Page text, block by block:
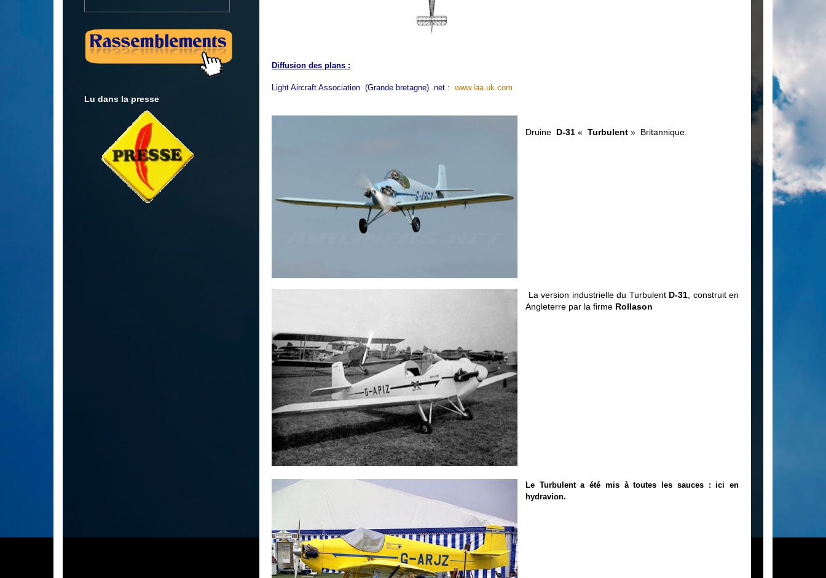
Diffusion des plans :
Light Aircraft Association (Grande bretagne) net : www.laa.uk.com
Druine D-31 « Turbulent » Britannique.
La version industrielle du Turbulent D-31 , construit en
Angleterre par la firme Rollason
Le Turbulenta été mis à toutes les sauces : ici en
hydravion.
Lu dans la presse